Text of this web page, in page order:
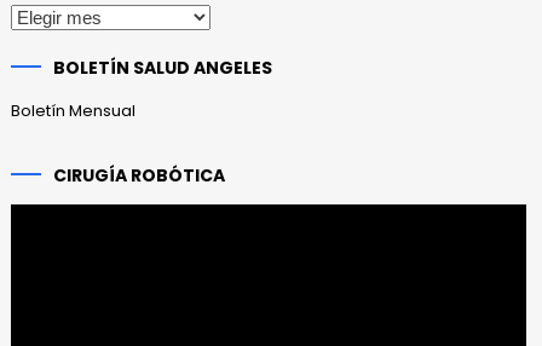
Publicaciones
BOLETÍN SALUD ANGELES
Boletín Mensual
CIRUGÍA ROBÓTICA